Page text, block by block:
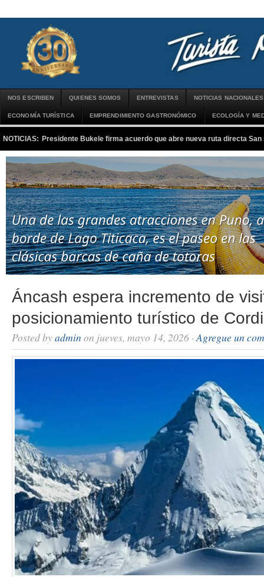
NOS ESCRIBEN QUIENES SOMOS ENTREVISTAS NOTICIAS NACIONALES
ECONOMÍA TURÍSTICA EMPRENDIMIENTO GASTRONÓMICO ECOLOGÍA Y
NOTICIAS: Presidente Bukele firma acuerdo que abre nueva ruta directa
Áncash espera incremento de
posicionamiento turístico de
Posted byadmin on jueves, mayo 14, 2026 ·Agregue un